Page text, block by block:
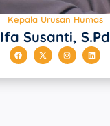
Kepala Urusan Humas
Ifa Susanti, S.Pd